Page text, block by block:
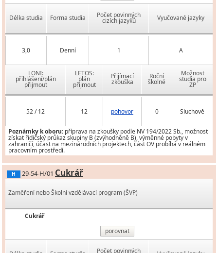
Délka studia Forma studia Počet povinných
cizích jazyků Vyučované jazyky
3,0 Denní 1 A
LONI:
přihlášení/plán
přijmout
LETOS:
plán
přijmout
Přijímací
zkouška
Roční
školné
Možnost
studia pro
ZP
52 / 12 12 pohovor 0 Sluchově
Poznámky k oboru: příprava na zkoušky podle NV 194/2022 Sb., možnost
získat řidičský průkaz skupiny B (zvýhodněně B), výměnné pobyty v
zahraničí, účast na mezinárodních projektech, část OV probíhá v reálném
pracovním prostředí.
H 29-54-H/01 Cukrář
Zaměření nebo Školní vzdělávací program (ŠVP)
Cukrář
porovnat
Počet povinných